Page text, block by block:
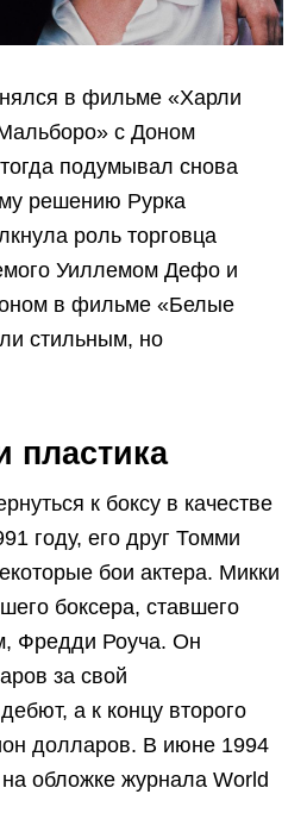
в фильме «Харли
с Доном
подумывал снова
решению Рурка
роль торговца
Уиллемом Дефо и
в фильме «Белые
стильным, но
пластика
к боксу в качестве
году, его друг Томми
бои актера. Микки
боксера, ставшего
Фредди Роуча. Он
за свой
а к концу второго
долларов. В июне 1994
обложке журнала World